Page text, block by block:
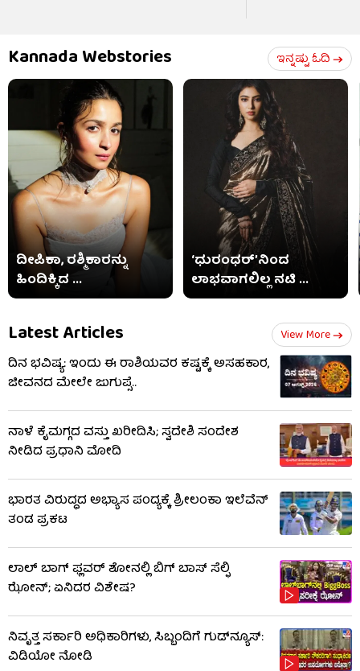
Kannada Webstories ಇನ್ನಷ್ಟು ಓದಿ
ದೀಪಿಕಾ, ರಶ್ಮಿಕಾರನ್ನು
ಹಿಂದಿಕ್ಕಿದ ...
‘ಧುರಂಧರ್’ನಿಂದ
ಲಾಭವಾಗಲಿಲ್ಲ ನಟಿ ...
Latest Articles View More
ದಿನ ಭವಿಷ್ಯ: ಇಂದು ಈ ರಾಶಿಯವರ ಕಷ್ಟಕ್ಕೆ ಅಸಹಕಾರ,
ಜೀವನದ ಮೇಲೇ ಜುಗುಪ್ಸೆ..
ನಾಳೆ ಕೈಮಗ್ಗದ ವಸ್ತು ಖರೀದಿಸಿ; ಸ್ವದೇಶಿ ಸಂದೇಶ
ನೀಡಿದ ಪ್ರಧಾನಿ ಮೋದಿ
ಭಾರತ ವಿರುದ್ಧದ ಅಭ್ಯಾಸ ಪಂದ್ಯಕ್ಕೆ ಶ್ರೀಲಂಕಾ ಇಲೆವೆನ್
ತಂಡ ಪ್ರಕಟ
ಲಾಲ್ ಬಾಗ್ ಫ್ಲವರ್ ಶೋನಲ್ಲಿ ಬಿಗ್ ಬಾಸ್ ಸೆಲ್ಫಿ
ಝೋನ್; ಏನಿದರ ವಿಶೇಷ?
ನಿವೃತ್ತ ಸರ್ಕಾರಿ ಅಧಿಕಾರಿಗಳು, ಸಿಬ್ಬಂದಿಗೆ ಗುಡ್​ನ್ಯೂಸ್:
ವಿಡಿಯೋ ನೋಡಿ